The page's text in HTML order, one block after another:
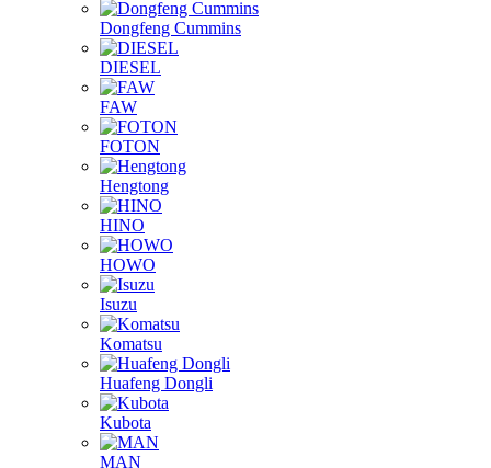
Dongfeng Cummins
DIESEL
FAW
FOTON
Hengtong
HINO
HOWO
Isuzu
Komatsu
Huafeng Dongli
Kubota
MAN